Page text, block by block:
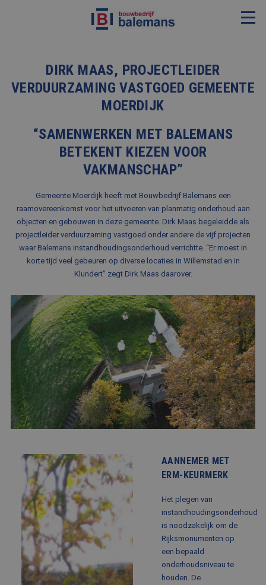
RESTAURATIE
KOZIJNEN & TIMMERWERK
OVER ONS
PROJECTEN
REFERENTIES
NIEUWS
BLOG
FAQ
CONTACT
WERKEN BIJ BALEMANS
DIRK MAAS, PROJECTLEIDER
VERDUURZAMING VASTGOED GEMEENTE
MOERDIJK
“SAMENWERKEN MET BALEMANS
BETEKENT KIEZEN VOOR
VAKMANSCHAP”
Gemeente Moerdijk heeft met Bouwbedrijf Balemans een
raamovereenkomst voor het uitvoeren van planmatig onderhoud aan
objecten en gebouwen in deze gemeente. Dirk Maas begeleidde als
projectleider verduurzaming vastgoed onder andere de vijf projecten
waar Balemans instandhoudingsonderhoud verrichtte. “Er moest in
korte tijd veel gebeuren op diverse locaties in Willemstad en in
Klundert” zegt Dirk Maas daarover.
AANNEMER MET
ERM-KEURMERK
Het plegen van
instandhoudingsonderhoud
is noodzakelijk om de
Rijksmonumenten op
een bepaald
onderhoudsniveau te
houden. De